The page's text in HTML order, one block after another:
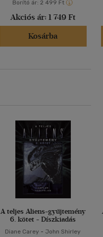
Borító ár: 2 499 Ft
Akciós ár: 1 749 Ft
Kosárba
A teljes Aliens-gyűjtemény
6. kötet - Díszkiadás
Diane Carey - John Shirley